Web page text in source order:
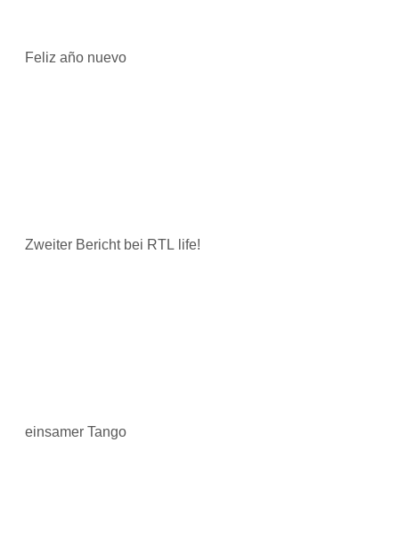
Feliz año nuevo
Zweiter Bericht bei RTL life!
einsamer Tango